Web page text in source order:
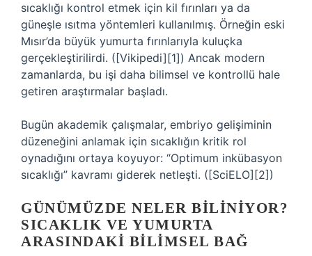
sıcaklığı kontrol etmek için kil fırınları ya da
güneşle ısıtma yöntemleri kullanılmış. Örneğin eski
Mısır’da büyük yumurta fırınlarıyla kuluçka
gerçekleştirilirdi. ([Vikipedi][1]) Ancak modern
zamanlarda, bu işi daha bilimsel ve kontrollü hale
getiren araştırmalar başladı.
Bugün akademik çalışmalar, embriyo gelişiminin
düzeneğini anlamak için sıcaklığın kritik rol
oynadığını ortaya koyuyor: “Optimum inkübasyon
sıcaklığı” kavramı giderek netleşti. ([SciELO][2])
GÜNÜMÜZDE NELER BILINIYOR?
SICAKLIK VE YUMURTA
ARASINDAKI BILIMSEL BAĞ